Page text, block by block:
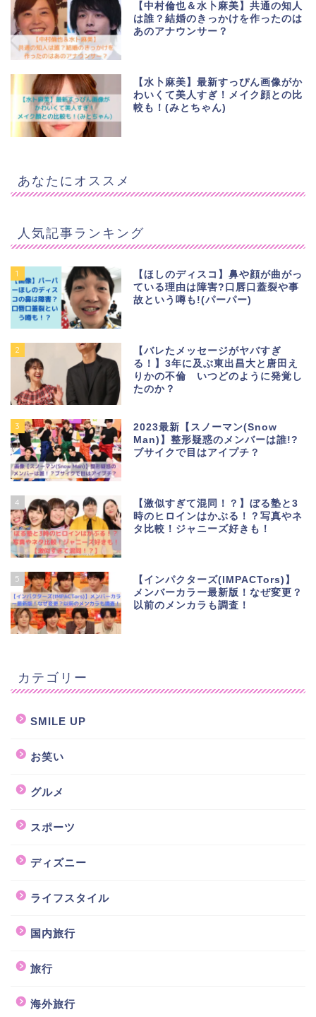
【中村倫也＆水卜麻美】共通の知人
は誰？結婚のきっかけを作ったのは
あのアナウンサー？
【水卜麻美】最新すっぴん画像がか
わいくて美人すぎ！メイク顔との比
較も！(みとちゃん)
あなたにオススメ
人気記事ランキング
1
【ほしのディスコ】鼻や顔が曲がっ
ている理由は障害?口唇口蓋裂や事
故という噂も!(パーパー)
2
【バレたメッセージがヤバすぎ
る！】3年に及ぶ東出昌大と唐田え
りかの不倫 いつどのように発覚し
たのか？
3
2023最新【スノーマン(Snow
Man)】整形疑惑のメンバーは誰!?
ブサイクで目はアイプチ？
4
【激似すぎて混同！？】ぼる塾と3
時のヒロインはかぶる！？写真やネ
タ比較！ジャニーズ好きも！
5
【インパクターズ(IMPACTors)】
メンバーカラー最新版！なぜ変更？
以前のメンカラも調査！
カテゴリー
SMILE UP
お笑い
グルメ
スポーツ
ディズニー
ライフスタイル
国内旅行
旅行
海外旅行